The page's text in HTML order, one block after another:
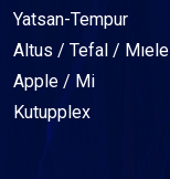
Yatsan-Tempur
Altus / Tefal / Mıele
Apple / Mi
Kutupplex